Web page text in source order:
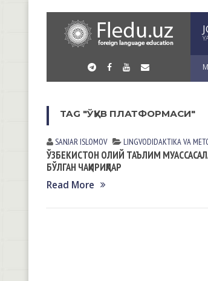
TAG "ЎҚУВ ПЛАТФОРМАСИ"
SANJAR ISLOMOV LINGVODIDАKTIKА VА
ЎЗБЕКИСТОН ОЛИЙ ТАЪЛИМ
БЎЛГАН ЧАҚИРИҚЛАР
Read More